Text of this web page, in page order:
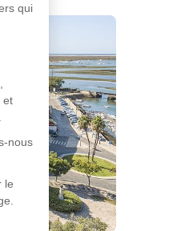
qui
et
nous
le